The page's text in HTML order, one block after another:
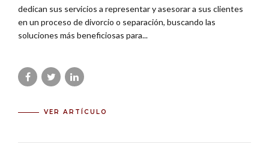
dedican sus servicios a representar y asesorar a sus clientes
en un proceso de divorcio o separación, buscando las
soluciones más beneficiosas para...
VER ARTÍCULO